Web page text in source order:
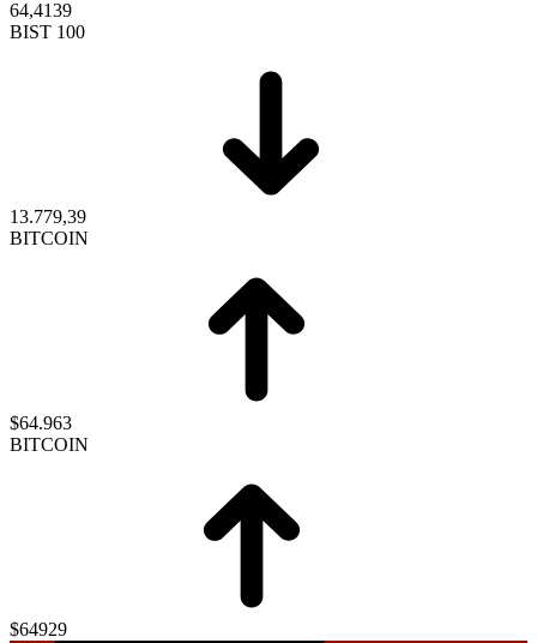
64,4139
BIST 100
13.779,39
BITCOIN
$64.963
BITCOIN
$64929